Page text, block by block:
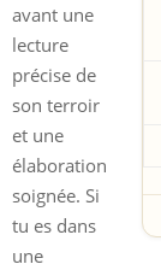
avant une
lecture
précise de
son terroir
et une
élaboration
soignée. Si
tu es dans
une